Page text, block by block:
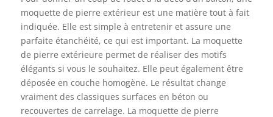
moquette de pierre extérieur est une matière tout à fait
indiquée. Elle est simple à entretenir et assure une
parfaite étanchéité, ce qui est important. La moquette
de pierre extérieure permet de réaliser des motifs
élégants si vous le souhaitez. Elle peut également être
déposée en couche homogène. Le résultat change
vraiment des classiques surfaces en béton ou
recouvertes de carrelage. La moquette de pierre